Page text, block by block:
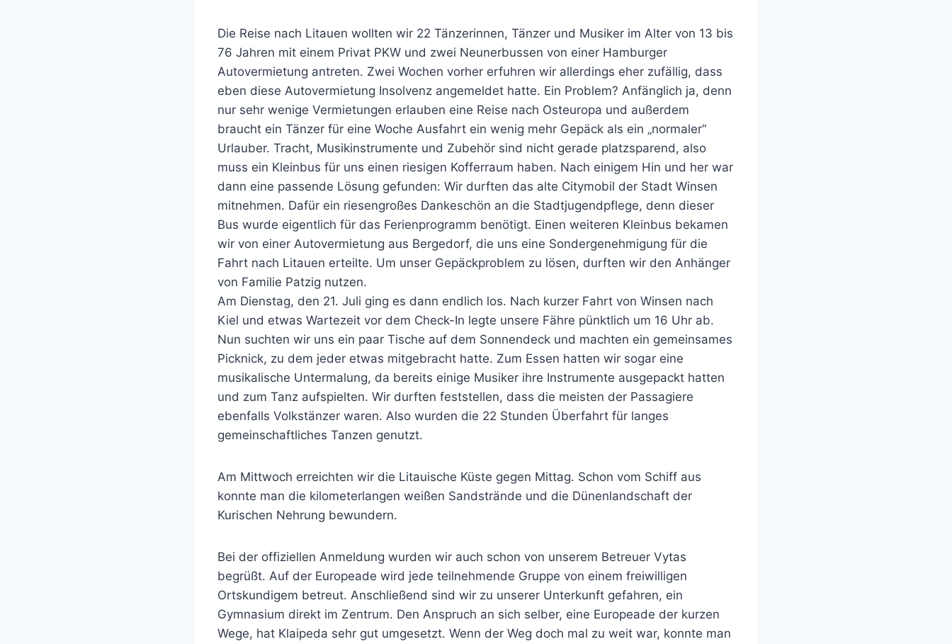
Die Reise nach Litauen wollten wir 22 Tänzerinnen, Tänzer und Musiker im Alter von 13 bis
76 Jahren mit einem Privat PKW und zwei Neunerbussen von einer Hamburger
Autovermietung antreten. Zwei Wochen vorher erfuhren wir allerdings eher zufällig, dass
eben diese Autovermietung Insolvenz angemeldet hatte. Ein Problem? Anfänglich ja, denn
nur sehr wenige Vermietungen erlauben eine Reise nach Osteuropa und außerdem
braucht ein Tänzer für eine Woche Ausfahrt ein wenig mehr Gepäck als ein „normaler“
Urlauber. Tracht, Musikinstrumente und Zubehör sind nicht gerade platzsparend, also
muss ein Kleinbus für uns einen riesigen Kofferraum haben. Nach einigem Hin und her war
dann eine passende Lösung gefunden: Wir durften das alte Citymobil der Stadt Winsen
mitnehmen. Dafür ein riesengroßes Dankeschön an die Stadtjugendpflege, denn dieser
Bus wurde eigentlich für das Ferienprogramm benötigt. Einen weiteren Kleinbus bekamen
wir von einer Autovermietung aus Bergedorf, die uns eine Sondergenehmigung für die
Fahrt nach Litauen erteilte. Um unser Gepäckproblem zu lösen, durften wir den Anhänger
von Familie Patzig nutzen.
Am Dienstag, den 21. Juli ging es dann endlich los. Nach kurzer Fahrt von Winsen nach
Kiel und etwas Wartezeit vor dem Check-In legte unsere Fähre pünktlich um 16 Uhr ab.
Nun suchten wir uns ein paar Tische auf dem Sonnendeck und machten ein gemeinsames
Picknick, zu dem jeder etwas mitgebracht hatte. Zum Essen hatten wir sogar eine
musikalische Untermalung, da bereits einige Musiker ihre Instrumente ausgepackt hatten
und zum Tanz aufspielten. Wir durften feststellen, dass die meisten der Passagiere
ebenfalls Volkstänzer waren. Also wurden die 22 Stunden Überfahrt für langes
gemeinschaftliches Tanzen genutzt.
Am Mittwoch erreichten wir die Litauische Küste gegen Mittag. Schon vom Schiff aus
konnte man die kilometerlangen weißen Sandstrände und die Dünenlandschaft der
Kurischen Nehrung bewundern.
Bei der offiziellen Anmeldung wurden wir auch schon von unserem Betreuer Vytas
begrüßt. Auf der Europeade wird jede teilnehmende Gruppe von einem freiwilligen
Ortskundigem betreut. Anschließend sind wir zu unserer Unterkunft gefahren, ein
Gymnasium direkt im Zentrum. Den Anspruch an sich selber, eine Europeade der kurzen
Wege, hat Klaipeda sehr gut umgesetzt. Wenn der Weg doch mal zu weit war, konnte man